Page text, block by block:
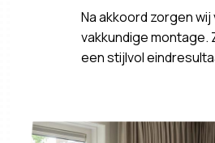
Na akkoord zorgen
vakkundige montage.
een stijlvol